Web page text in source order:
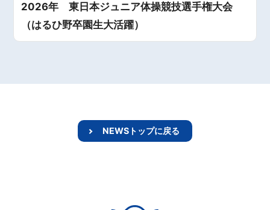
2026年 東日本ジュニア体操競技選手権大会
（はるひ野卒園生大活躍）
NEWSトップに戻る